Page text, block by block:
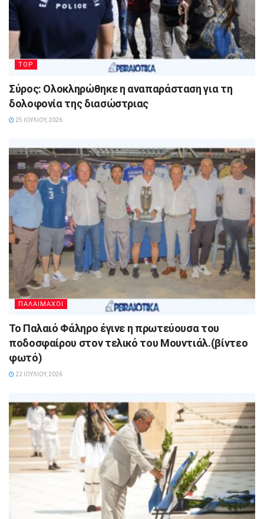
TOP
Σύρος: Ολοκληρώθηκε η αναπαράσταση για τη
δολοφονία της διασώστριας
25 ΙΟΥΛΊΟΥ, 2026
ΠΑΛΑΙΜΑΧΟΙ
Το Παλαιό Φάληρο έγινε η πρωτεύουσα του
ποδοσφαίρου στον τελικό του Μουντιάλ.(βίντεο
φωτό)
22 ΙΟΥΛΊΟΥ, 2026